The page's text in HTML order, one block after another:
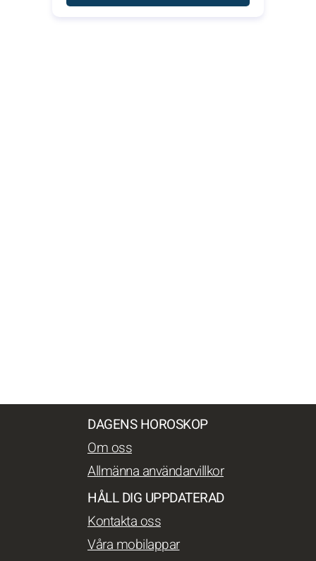
DAGENS HOROSKOP
Om oss
Allmänna användarvillkor
HÅLL DIG UPPDATERAD
Kontakta oss
Våra mobilappar